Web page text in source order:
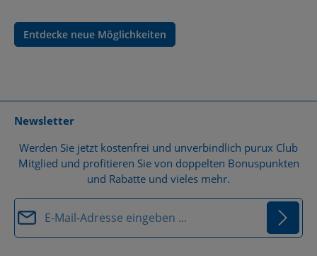
Entdecke neue Möglichkeiten
Newsletter
Werden Sie jetzt kostenfrei und unverbindlich purux Club
Mitglied und profitieren Sie von doppelten Bonuspunkten
und Rabatte und vieles mehr.